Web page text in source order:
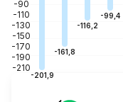
-90
-110
-130
-150
-170
-190
-210
-201,9
-161,8
-116,2
-99,4